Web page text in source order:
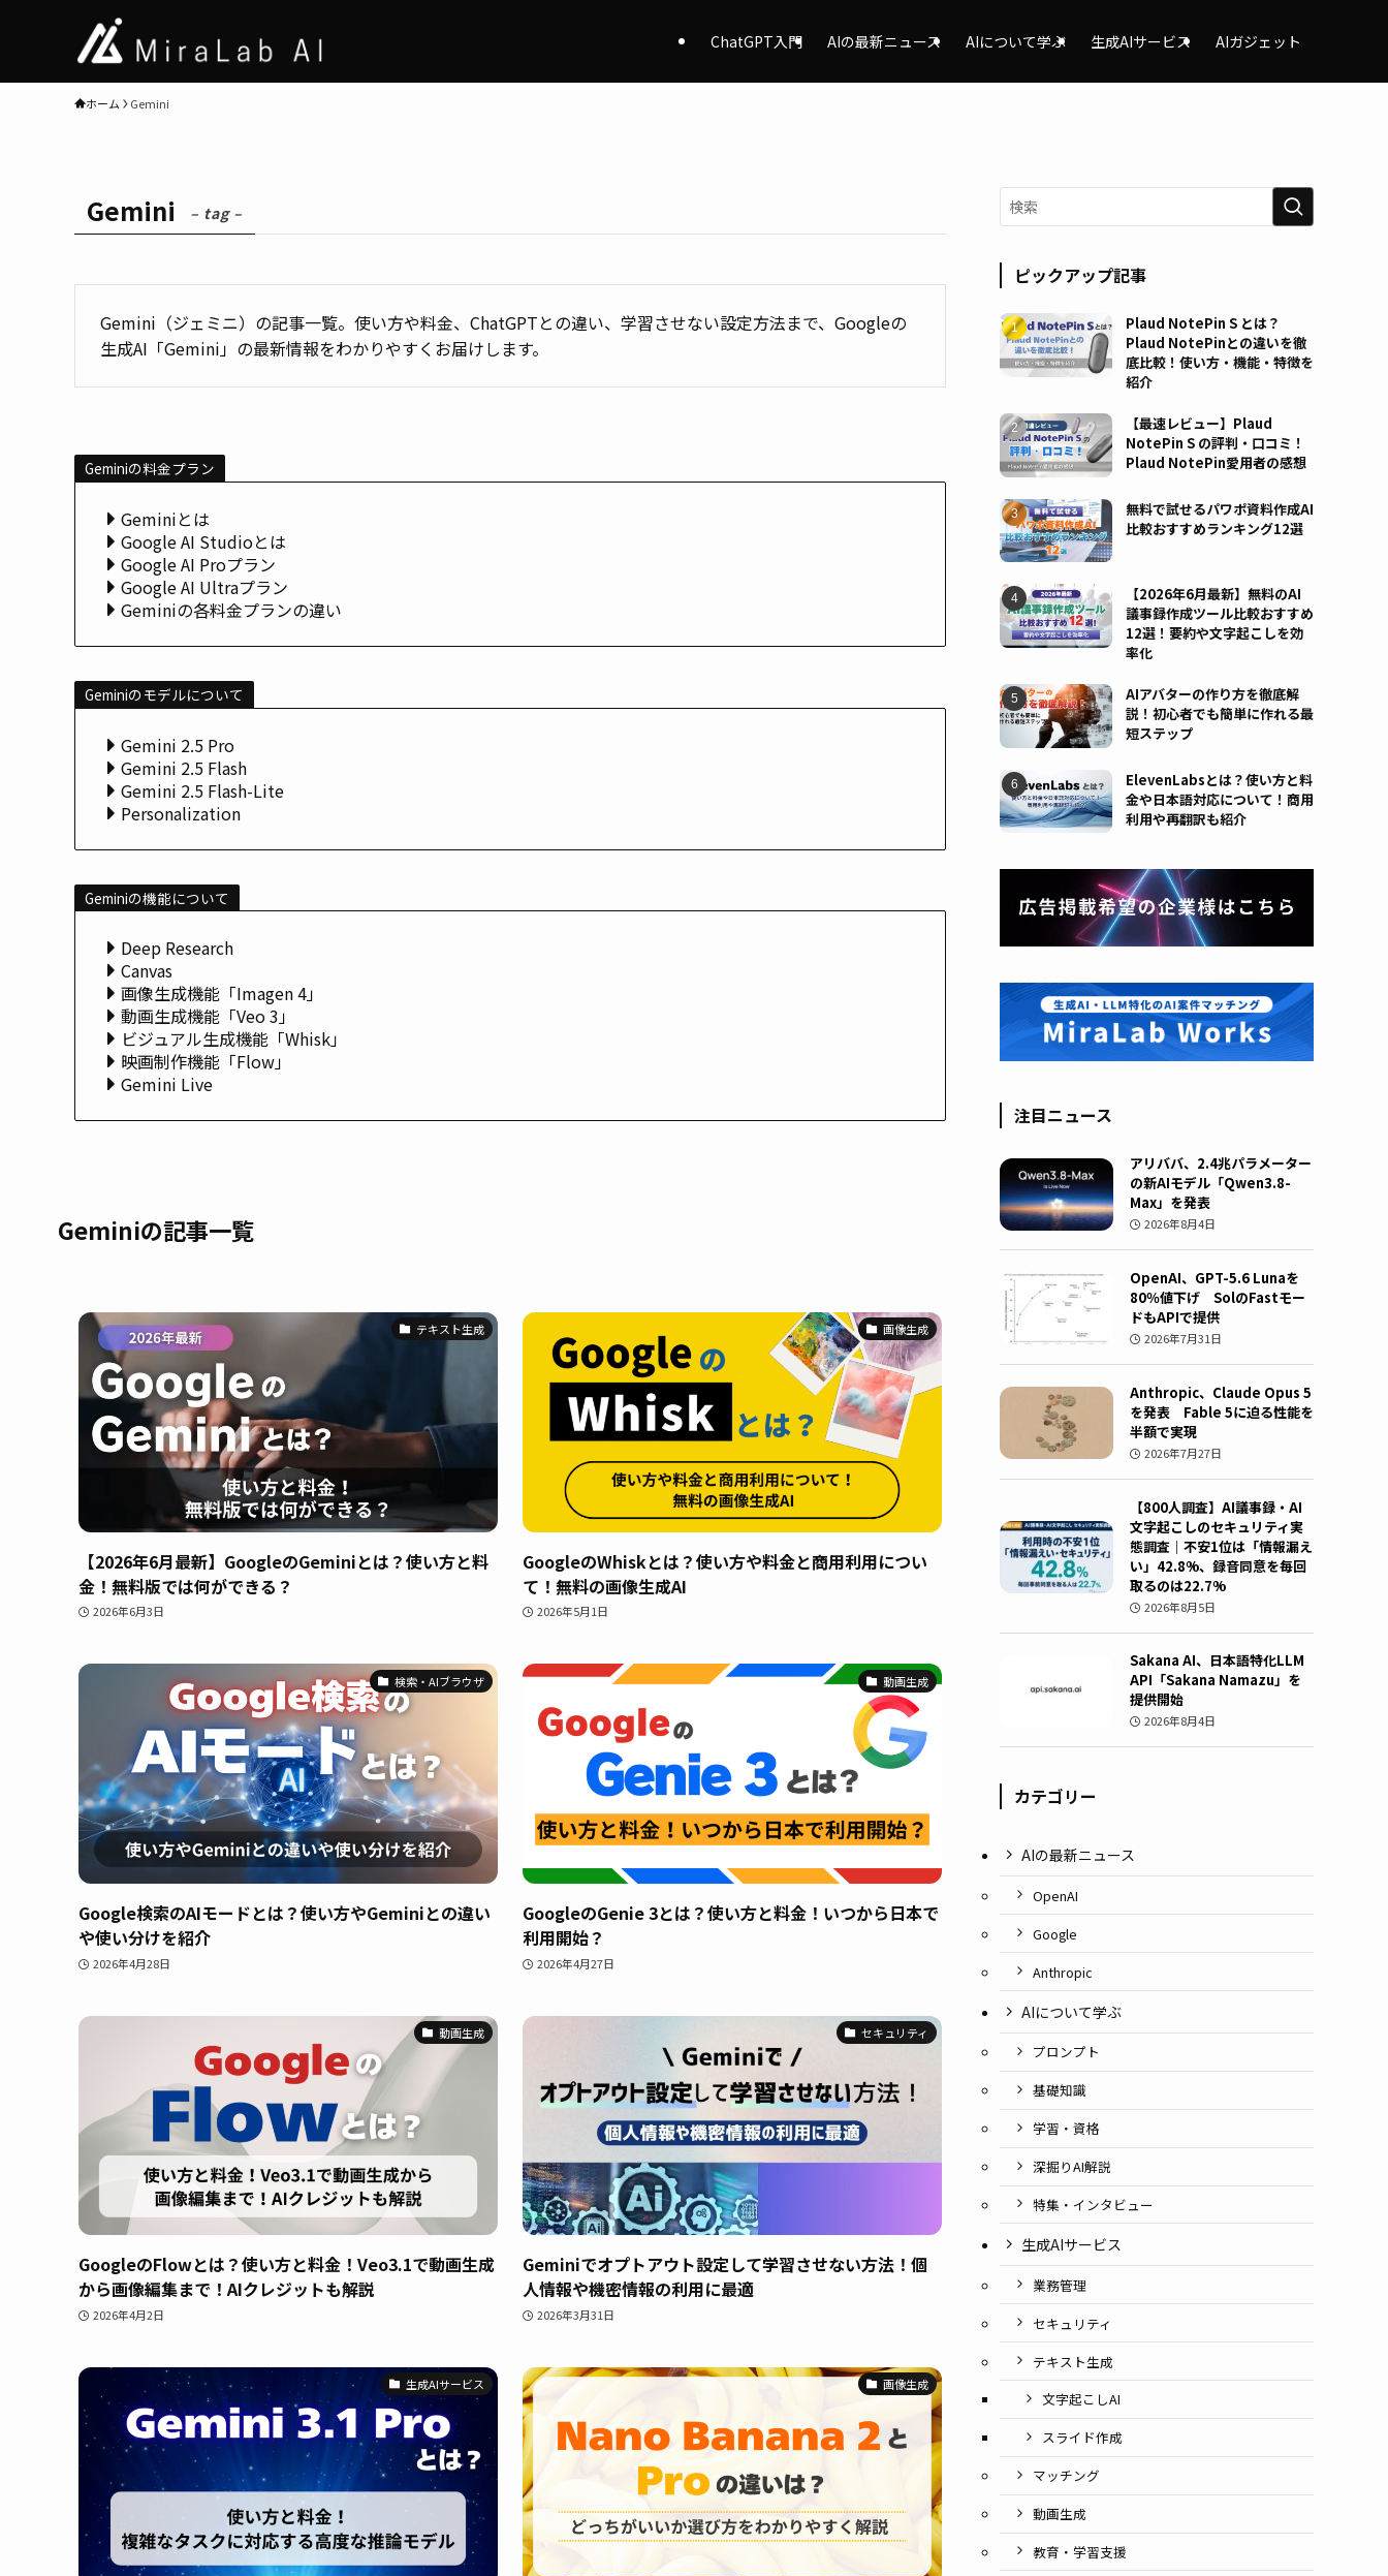
ChatGPT入門 AIの最新ニュース AIについて学ぶ 生成AIサービス AIガジェット
ホーム Gemini
Gemini – tag –
Gemini（ジェミニ）の記事一覧。使い方や料金、ChatGPTとの違い、学習させない設定方法まで、Googleの
生成AI「Gemini」の最新情報をわかりやすくお届けします。
Geminiの料金プラン
Geminiとは
Google AI Studioとは
Google AI Proプラン
Google AI Ultraプラン
Geminiの各料金プランの違い
Geminiのモデルについて
Gemini 2.5 Pro
Gemini 2.5 Flash
Gemini 2.5 Flash-Lite
Personalization
Geminiの機能について
Deep Research
Canvas
画像生成機能「Imagen 4」
動画生成機能「Veo 3」
ビジュアル生成機能「Whisk」
映画制作機能「Flow」
Gemini Live
Geminiの記事一覧
テキスト生成
【2026年6月最新】GoogleのGeminiとは？使い方と料
金！無料版では何ができる？
2026年6月3日
画像生成
GoogleのWhiskとは？使い方や料金と商用利用につい
て！無料の画像生成AI
2026年5月1日
検索・AIブラウザ
Google検索のAIモードとは？使い方やGeminiとの違い
や使い分けを紹介
2026年4月28日
動画生成
GoogleのGenie 3とは？使い方と料金！いつから日本で
利用開始？
2026年4月27日
動画生成
GoogleのFlowとは？使い方と料金！Veo3.1で動画生成
から画像編集まで！AIクレジットも解説
2026年4月2日
セキュリティ
Geminiでオプトアウト設定して学習させない方法！個
人情報や機密情報の利用に最適
2026年3月31日
生成AIサービス 画像生成
ピックアップ記事
Plaud NotePin S とは？
Plaud NotePinとの違いを徹
底比較！使い方・機能・特徴を
紹介
【最速レビュー】Plaud
NotePin S の評判・口コミ！
Plaud NotePin愛用者の感想
無料で試せるパワポ資料作成AI
比較おすすめランキング12選
【2026年6月最新】無料のAI
議事録作成ツール比較おすすめ
12選！要約や文字起こしを効
率化
AIアバターの作り方を徹底解
説！初心者でも簡単に作れる最
短ステップ
ElevenLabsとは？使い方と料
金や日本語対応について！商用
利用や再翻訳も紹介
注目ニュース
アリババ、2.4兆パラメーター
の新AIモデル「Qwen3.8-
Max」を発表
2026年8月4日
OpenAI、GPT-5.6 Lunaを
80％値下げ SolのFastモー
ドもAPIで提供
2026年7月31日
Anthropic、Claude Opus 5
を発表 Fable 5に迫る性能を
半額で実現
2026年7月27日
【800人調査】AI議事録・AI
文字起こしのセキュリティ実
態調査｜不安1位は「情報漏え
い」42.8%、録音同意を毎回
取るのは22.7%
2026年8月5日
Sakana AI、日本語特化LLM
API「Sakana Namazu」を
提供開始
2026年8月4日
カテゴリー
AIの最新ニュース
OpenAI
Google
Anthropic
AIについて学ぶ
プロンプト
基礎知識
学習・資格
深掘りAI解説
特集・インタビュー
生成AIサービス
業務管理
セキュリティ
テキスト生成
文字起こしAI
スライド作成
マッチング
動画生成
教育・学習支援